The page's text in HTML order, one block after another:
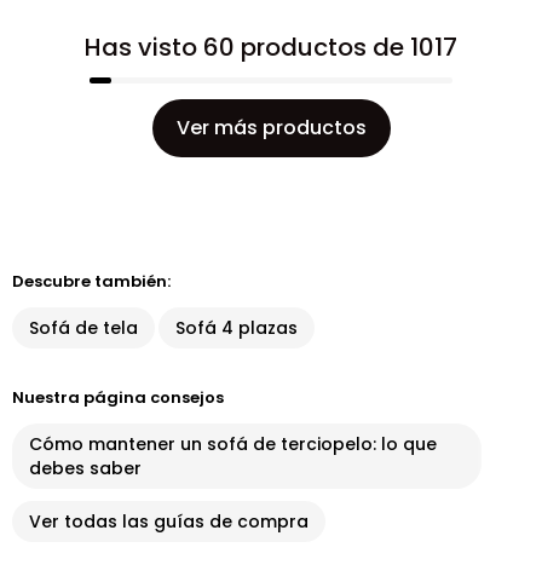
Has visto 60 productos de 1017
Ver más productos
Descubre también:
Sofá de tela Sofá 4 plazas
Nuestra página consejos
Cómo mantener un sofá de terciopelo: lo que
debes saber
Ver todas las guías de compra